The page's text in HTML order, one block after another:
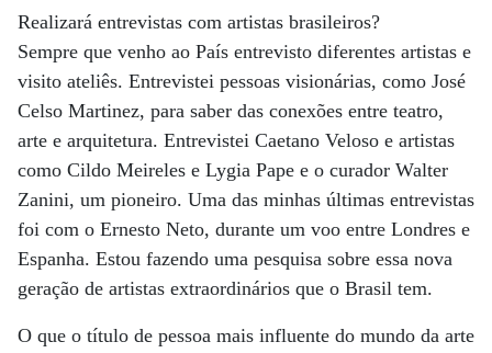
Realizará entrevistas com artistas brasileiros?
Sempre que venho ao País entrevisto diferentes artistas e
visito ateliês. Entrevistei pessoas visionárias, como José
Celso Martinez, para saber das conexões entre teatro,
arte e arquitetura. Entrevistei Caetano Veloso e artistas
como Cildo Meireles e Lygia Pape e o curador Walter
Zanini, um pioneiro. Uma das minhas últimas entrevistas
foi com o Ernesto Neto, durante um voo entre Londres e
Espanha. Estou fazendo uma pesquisa sobre essa nova
geração de artistas extraordinários que o Brasil tem.
O que o título de pessoa mais influente do mundo da arte